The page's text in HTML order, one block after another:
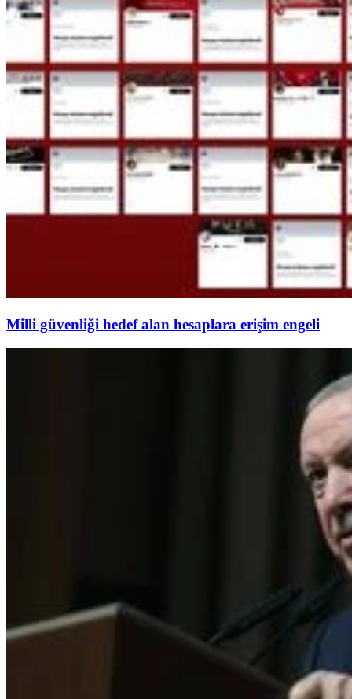
Milli güvenliği hedef alan hesaplara erişim engeli